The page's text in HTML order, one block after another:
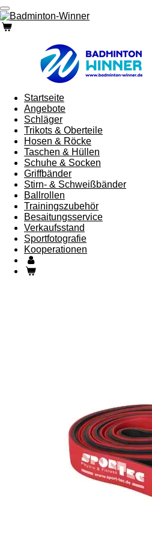
Zum
Hauptinhalt
springen
Startseite
Angebote
Schläger
Trikots & Oberteile
Hosen & Röcke
Taschen & Hüllen
Schuhe & Socken
Griffbänder
Stirn- & Schweißbänder
Ballrollen
Trainingszubehör
Besaitungsservice
Verkaufsstand
Sportfotografie
Kooperationen